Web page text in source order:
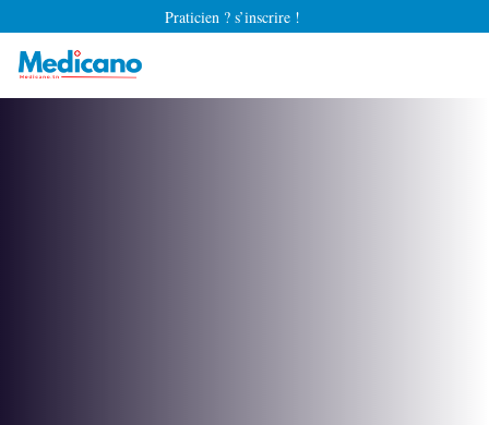
Praticien ? s’inscrire !